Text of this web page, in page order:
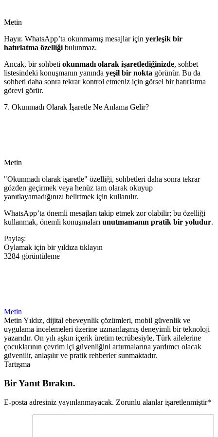
Metin
Hayır. WhatsApp’ta okunmamış mesajlar için yerleşik bir
hatırlatma özelliği bulunmaz.
Ancak, bir sohbeti okunmadı olarak işaretlediğinizde, sohbet
listesindeki konuşmanın yanında yeşil bir nokta görünür. Bu da
sohbeti daha sonra tekrar kontrol etmeniz için görsel bir hatırlatma
görevi görür.
7. Okunmadı Olarak İşaretle Ne Anlama Gelir?
Metin
"Okunmadı olarak işaretle" özelliği, sohbetleri daha sonra tekrar
gözden geçirmek veya henüz tam olarak okuyup
yanıtlayamadığınızı belirtmek için kullanılır.
WhatsApp’ta önemli mesajları takip etmek zor olabilir; bu özelliği
kullanmak, önemli konuşmaları unutmamanın pratik bir yoludur.
Paylaş:
Oylamak için bir yıldıza tıklayın
3284 görüntüleme
Metin
Metin Yıldız, dijital ebeveynlik çözümleri, mobil güvenlik ve
uygulama incelemeleri üzerine uzmanlaşmış deneyimli bir teknoloji
yazarıdır. On yılı aşkın içerik üretim tecrübesiyle, Türk ailelerine
çocuklarının çevrim içi güvenliğini artırmalarına yardımcı olacak
güvenilir, anlaşılır ve pratik rehberler sunmaktadır.
Tartışma
Bir Yanıt Bırakın.
E-posta adresiniz yayınlanmayacak. Zorunlu alanlar işaretlenmiştir*